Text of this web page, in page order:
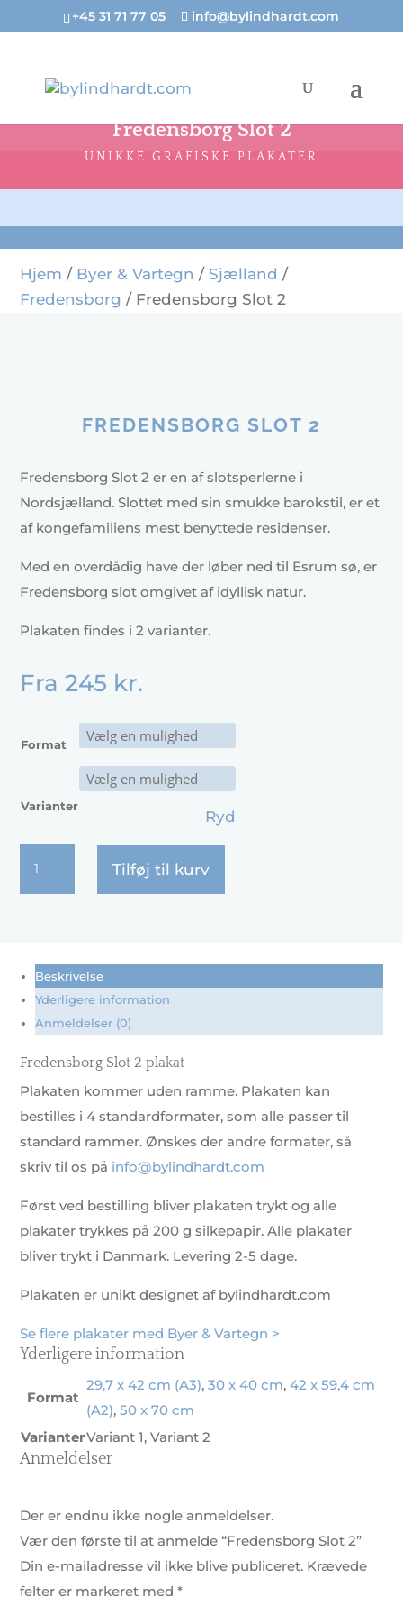
+45 31 71 77 05 info@bylindhardt.com
Fredensborg Slot 2
UNIKKE GRAFISKE PLAKATER
Hjem / Byer & Vartegn / Sjælland /
Fredensborg / Fredensborg Slot 2
FREDENSBORG SLOT 2
Fredensborg Slot 2 er en af slotsperlerne i
Nordsjælland. Slottet med sin smukke barokstil, er et
af kongefamiliens mest benyttede residenser.
Med en overdådig have der løber ned til Esrum sø, er
Fredensborg slot omgivet af idyllisk natur.
Plakaten findes i 2 varianter.
Fra245 kr.
Format
Varianter
Ryd
Tilføj til kurv
Beskrivelse
Yderligere information
Anmeldelser (0)
Fredensborg Slot 2 plakat
Plakaten kommer uden ramme. Plakaten kan
bestilles i 4 standardformater, som alle passer til
standard rammer. Ønskes der andre formater, så
skriv til os på info@bylindhardt.com
Først ved bestilling bliver plakaten trykt og alle
plakater trykkes på 200 g silkepapir. Alle plakater
bliver trykt i Danmark. Levering 2-5 dage.
Plakaten er unikt designet af bylindhardt.com
Se flere plakater med Byer & Vartegn >
Yderligere information
Format
29,7 x 42 cm (A3),30 x 40 cm,42 x 59,4 cm
(A2),50 x 70 cm
VarianterVariant 1, Variant 2
Anmeldelser
Der er endnu ikke nogle anmeldelser.
Vær den første til at anmelde “Fredensborg Slot 2”
Din e-mailadresse vil ikke blive publiceret. Krævede
felter er markeret med*